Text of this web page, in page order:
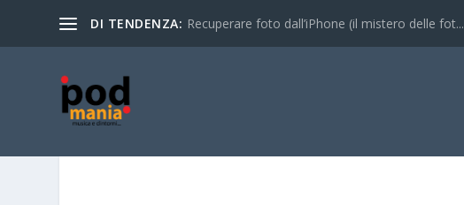
DI TENDENZA: Recuperare foto dall’iPhone (il mistero delle fot...